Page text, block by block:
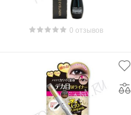
0 отзывов